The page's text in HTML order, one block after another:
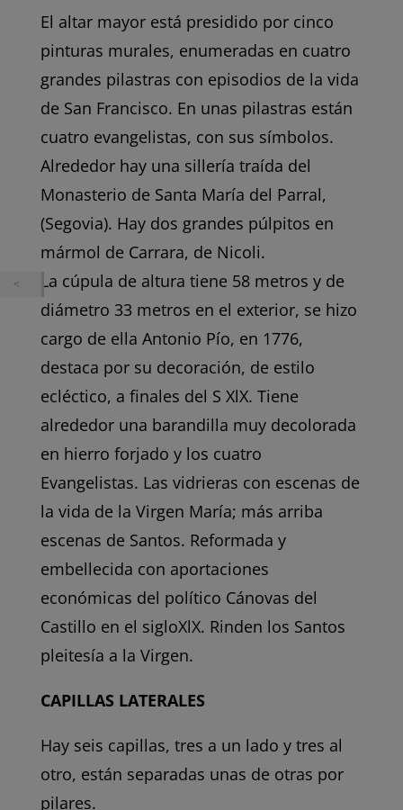
El altar mayor está presidido por cinco
pinturas murales, enumeradas en cuatro
grandes pilastras con episodios de la vida
de San Francisco. En unas pilastras están
cuatro evangelistas, con sus símbolos.
Alrededor hay una sillería traída del
Monasterio de Santa María del Parral,
(Segovia). Hay dos grandes púlpitos en
mármol de Carrara, de Nicoli.
La cúpula de altura tiene 58 metros y de
diámetro 33 metros en el exterior, se hizo
cargo de ella Antonio Pío, en 1776,
destaca por su decoración, de estilo
ecléctico, a finales del S XlX. Tiene
alrededor una barandilla muy decolorada
en hierro forjado y los cuatro
Evangelistas. Las vidrieras con escenas de
la vida de la Virgen María; más arriba
escenas de Santos. Reformada y
embellecida con aportaciones
económicas del político Cánovas del
Castillo en el sigloXlX. Rinden los Santos
pleitesía a la Virgen.
CAPILLAS LATERALES
Hay seis capillas, tres a un lado y tres al
otro, están separadas unas de otras por
pilares.